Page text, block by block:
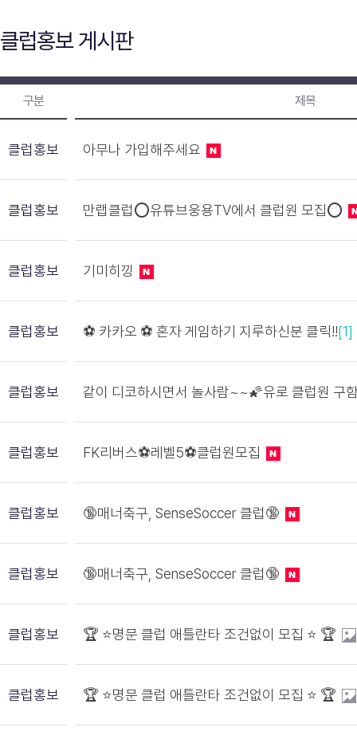
클럽홍보 게시판
구분 제목
클럽홍보 아무나 가입해주세요
클럽홍보 만랩클럽⭕유튜브웅용TV에서 클럽원 모집⭕
클럽홍보 기미히낑
클럽홍보 ⚽️ 카카오 ⚽️ 혼자 게임하기 지루하신분 클릭!![1]
클럽홍보 같이 디코하시면서 놀사람~~🌠유로 클럽원 구
클럽홍보 FK리버스⚽레벨5⚽클럽원모집
클럽홍보 🔞매너축구, SenseSoccer 클럽🔞
클럽홍보 🔞매너축구, SenseSoccer 클럽🔞
클럽홍보 🏆 ⭐️명문 클럽 애틀란타 조건없이 모집 ⭐️ 🏆
클럽홍보 🏆 ⭐️명문 클럽 애틀란타 조건없이 모집 ⭐️ 🏆